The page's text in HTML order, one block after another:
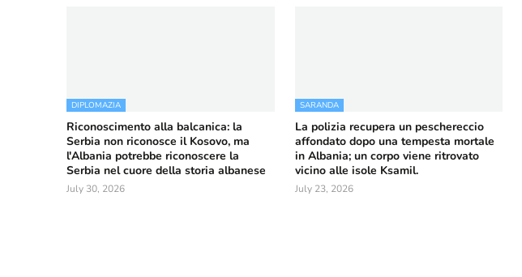
DIPLOMAZIA
Riconoscimento alla balcanica: la
Serbia non riconosce il Kosovo, ma
l'Albania potrebbe riconoscere la
Serbia nel cuore della storia albanese
July 30, 2026
SARANDA
La polizia recupera un peschereccio
affondato dopo una tempesta mortale
in Albania; un corpo viene ritrovato
vicino alle isole Ksamil.
July 23, 2026